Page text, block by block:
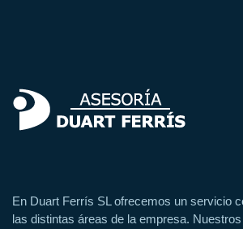
En Duart Ferrís SL ofrecemos un servicio
las distintas áreas de la empresa.